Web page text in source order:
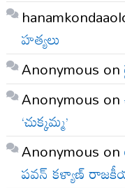
హత్యలు
Anonymous on
Anonymous on
‘చుక్కమ్మ’
Anonymous on
పవన్ కళ్యాణ్